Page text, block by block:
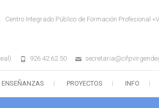
Centro Integrado Público de Formación Profesional
926 42 62 50
ENSEÑANZAS PROYECTOS INFO